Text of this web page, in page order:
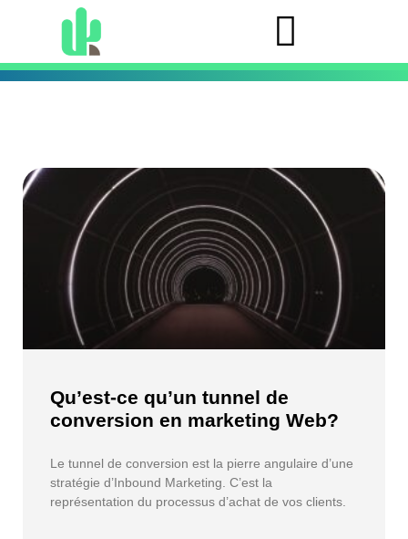
Qu’est-ce qu’un tunnel de
conversion en marketing Web?
Le tunnel de conversion est la pierre angulaire d’une
stratégie d’Inbound Marketing. C’est la
représentation du processus d’achat de vos clients.